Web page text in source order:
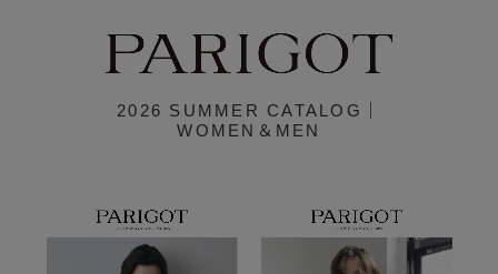
2026 SUMMER CATALOG｜
WOMEN＆MEN